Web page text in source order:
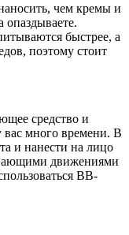
чем кремы и
опаздываете.
быстрее, а
поэтому стоит
средство и
вас много времени. В
и нанести на лицо
движениями
BB-